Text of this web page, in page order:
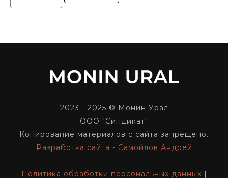
2023 - 2025 © Монин Урал
ООО "Синдикат"
Копирование материалов с сайта запрещено.
Разработка сайта - Самойлов Андрей
Политика обработки персональных данных |